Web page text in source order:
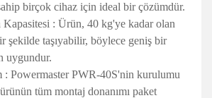
birçok cihaz için ideal bir çözümdür.
Kapasitesi : Ürün, 40 kg'ye kadar olan
şekilde taşıyabilir, böylece geniş bir
uygundur.
Powermaster PWR-40S'nin kurulumu
tüm montaj donanımı paket